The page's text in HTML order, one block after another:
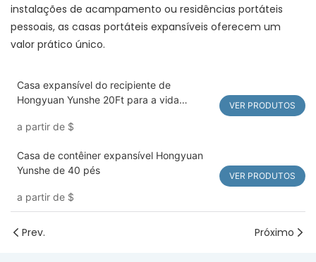
instalações de acampamento ou residências portáteis
pessoais, as casas portáteis expansíveis oferecem um
valor prático único.
Casa expansível do recipiente de
Hongyuan Yunshe 20Ft para a vida
a partir de $
VER PRODUTOS
Casa de contêiner expansível Hongyuan
Yunshe de 40 pés
a partir de $
VER PRODUTOS
Prev. Próximo